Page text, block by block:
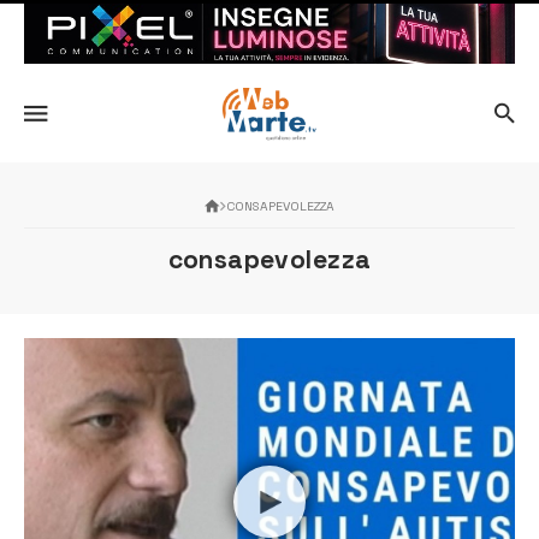
CONSAPEVOLEZZA
consapevolezza